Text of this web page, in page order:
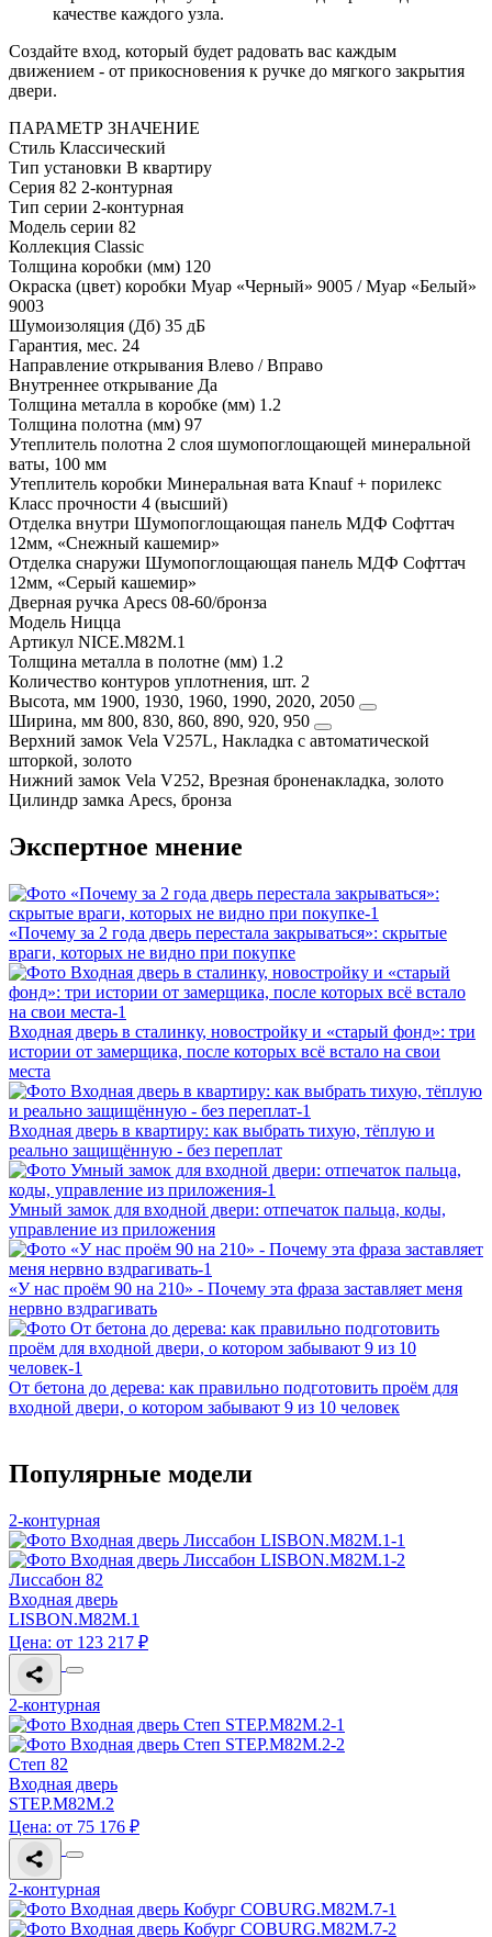
качестве каждого узла.
Создайте вход, который будет радовать вас каждым
движением - от прикосновения к ручке до мягкого закрытия
двери.
ПАРАМЕТР ЗНАЧЕНИЕ
Стиль Классический
Тип установки В квартиру
Серия 82 2-контурная
Тип серии 2-контурная
Модель серии 82
Коллекция Classic
Толщина коробки (мм) 120
Окраска (цвет) коробки Муар «Черный» 9005 / Муар «Белый»
9003
Шумоизоляция (Дб) 35 дБ
Гарантия, мес. 24
Направление открывания Влево / Вправо
Внутреннее открывание Да
Толщина металла в коробке (мм) 1.2
Толщина полотна (мм) 97
Утеплитель полотна 2 слоя шумопоглощающей минеральной
ваты, 100 мм
Утеплитель коробки Минеральная вата Knauf + порилекс
Класс прочности 4 (высший)
Отделка внутри Шумопоглощающая панель МДФ Софттач
12мм, «Снежный кашемир»
Отделка снаружи Шумопоглощающая панель МДФ Софттач
12мм, «Серый кашемир»
Дверная ручка Apecs 08-60/бронза
Модель Ницца
Артикул NICE.M82M.1
Толщина металла в полотне (мм) 1.2
Количество контуров уплотнения, шт. 2
Высота, мм 1900, 1930, 1960, 1990, 2020, 2050
Ширина, мм 800, 830, 860, 890, 920, 950
Верхний замок Vela V257L, Накладка с автоматической
шторкой, золото
Нижний замок Vela V252, Врезная броненакладка, золото
Цилиндр замка Apecs, бронза
Экспертное мнение
«Почему за 2 года дверь перестала закрываться»: скрытые
враги, которых не видно при покупке
Входная дверь в сталинку, новостройку и «старый фонд»: три
истории от замерщика, после которых всё встало на свои
места
Входная дверь в квартиру: как выбрать тихую, тёплую и
реально защищённую - без переплат
Умный замок для входной двери: отпечаток пальца, коды,
управление из приложения
«У нас проём 90 на 210» - Почему эта фраза заставляет меня
нервно вздрагивать
От бетона до дерева: как правильно подготовить проём для
входной двери, о котором забывают 9 из 10 человек
Популярные модели
2-контурная
Лиссабон 82
Входная дверь
LISBON.M82M.1
Цена: от 123 217 ₽
2-контурная
Степ 82
Входная дверь
STEP.M82M.2
Цена: от 75 176 ₽
2-контурная